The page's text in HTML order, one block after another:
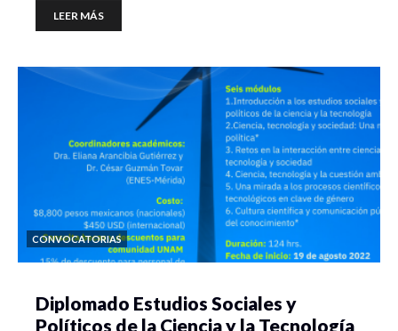
LEER MÁS
CONVOCATORIAS
Diplomado Estudios Sociales y
Políticos de la Ciencia y la Tecnología